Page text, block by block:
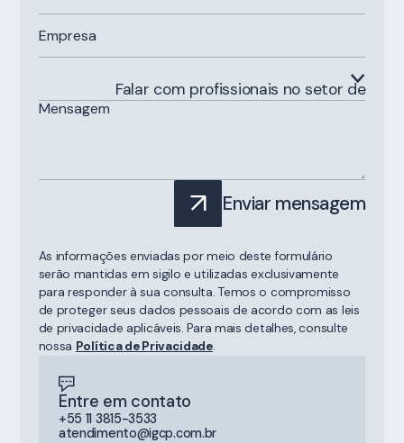
Falar com profissionais no setor de
Enviar mensagem
As informações enviadas por meio deste formulário
serão mantidas em sigilo e utilizadas exclusivamente
para responder à sua consulta. Temos o compromisso
de proteger seus dados pessoais de acordo com as leis
de privacidade aplicáveis. Para mais detalhes, consulte
nossa Política de Privacidade.
Entre em contato
+55 11 3815-3533
atendimento@igcp.com.br